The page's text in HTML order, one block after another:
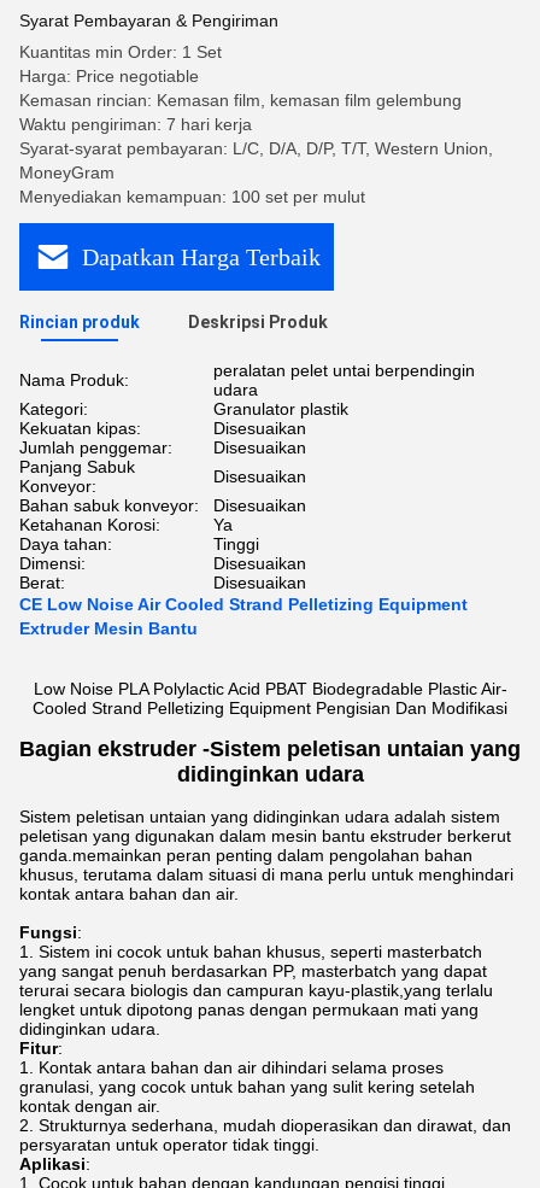
Syarat Pembayaran & Pengiriman
Kuantitas min Order: 1 Set
Harga: Price negotiable
Kemasan rincian: Kemasan film, kemasan film gelembung
Waktu pengiriman: 7 hari kerja
Syarat-syarat pembayaran: L/C, D/A, D/P, T/T, Western Union,
MoneyGram
Menyediakan kemampuan: 100 set per mulut
Dapatkan Harga Terbaik
Rincian produk Deskripsi Produk
Nama Produk:
peralatan pelet untai berpendingin
udara
Kategori:
Granulator plastik
Kekuatan kipas:
Disesuaikan
Jumlah penggemar:
Disesuaikan
Panjang Sabuk
Konveyor:
Disesuaikan
Bahan sabuk konveyor:
Disesuaikan
Ketahanan Korosi:
Ya
Daya tahan:
Tinggi
Dimensi:
Disesuaikan
Berat:
Disesuaikan
CE Low Noise Air Cooled Strand Pelletizing Equipment
Extruder Mesin Bantu
Low Noise PLA Polylactic Acid PBAT Biodegradable Plastic Air-
Cooled Strand Pelletizing Equipment Pengisian Dan Modifikasi
Bagian ekstruder -Sistem peletisan untaian yang
didinginkan udara
Sistem peletisan untaian yang didinginkan udara adalah sistem
peletisan yang digunakan dalam mesin bantu ekstruder berkerut
ganda.memainkan peran penting dalam pengolahan bahan
khusus, terutama dalam situasi di mana perlu untuk menghindari
kontak antara bahan dan air.
Fungsi:
Sistem ini cocok untuk bahan khusus, seperti masterbatch
yang sangat penuh berdasarkan PP, masterbatch yang dapat
terurai secara biologis dan campuran kayu-plastik,yang terlalu
lengket untuk dipotong panas dengan permukaan mati yang
didinginkan udara.
Fitur:
Kontak antara bahan dan air dihindari selama proses
granulasi, yang cocok untuk bahan yang sulit kering setelah
kontak dengan air.
Strukturnya sederhana, mudah dioperasikan dan dirawat, dan
persyaratan untuk operator tidak tinggi.
Aplikasi:
Cocok untuk bahan dengan kandungan pengisi tinggi,